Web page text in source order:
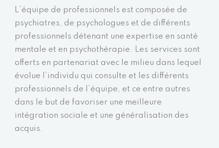
L’équipe de professionnels est composée de
psychiatres, de psychologues et de différents
professionnels détenant une expertise en santé
mentale et en psychothérapie. Les services sont
offerts en partenariat avec le milieu dans lequel
évolue l’individu qui consulte et les différents
professionnels de l’équipe, et ce entre autres
dans le but de favoriser une meilleure
intégration sociale et une généralisation des
acquis.